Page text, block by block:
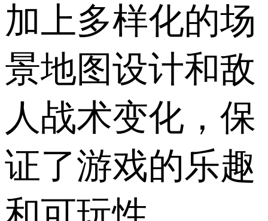
加上多样化的场
景地图设计和敌
人战术变化，保
证了游戏的乐趣